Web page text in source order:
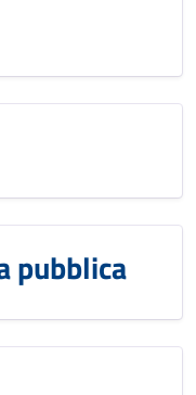
pubblica